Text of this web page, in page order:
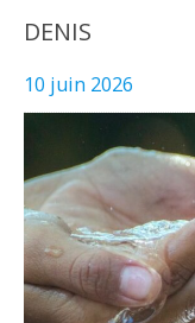
DENIS
10 juin 2026